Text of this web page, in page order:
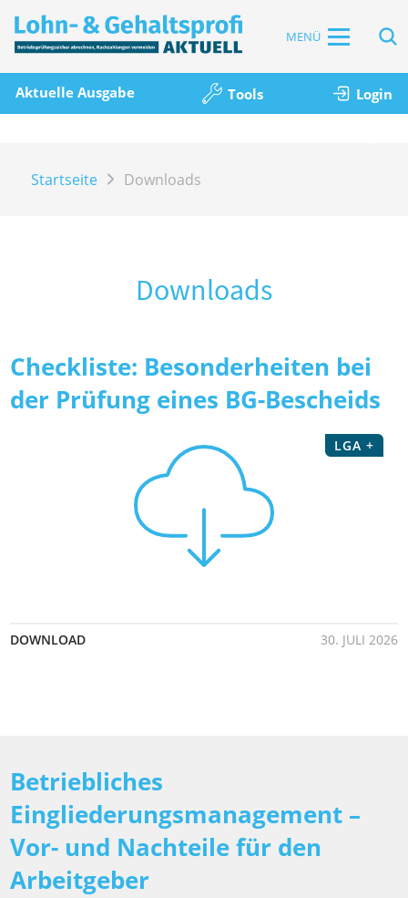
MENÜ
Aktuelle Ausgabe Tools Login
Startseite Downloads
Downloads
Checkliste: Besonderheiten bei
der Prüfung eines BG-Bescheids
LGA +
DOWNLOAD 30. JULI 2026
Betriebliches
Eingliederungsmanagement –
Vor- und Nachteile für den
Arbeitgeber